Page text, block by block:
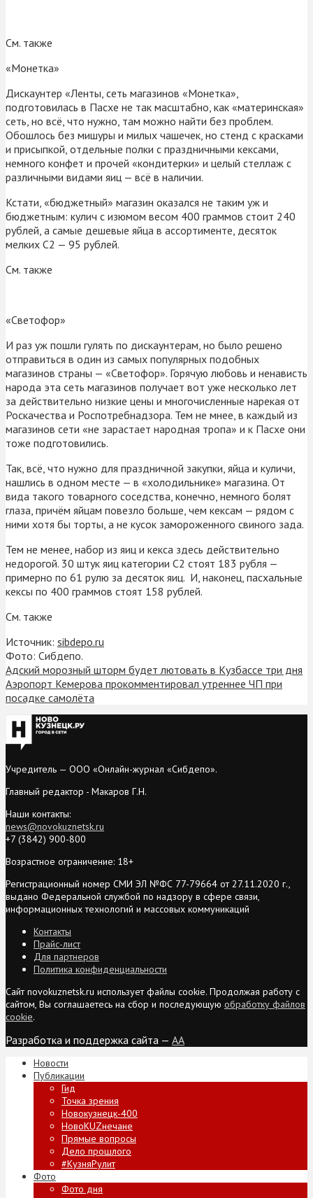
См. также
«Монетка»
Дискаунтер «Ленты, сеть магазинов «Монетка»,
подготовилась в Пасхе не так масштабно, как «материнская»
сеть, но всё, что нужно, там можно найти без проблем.
Обошлось без мишуры и милых чашечек, но стенд с красками
и присыпкой, отдельные полки с праздничными кексами,
немного конфет и прочей «кондитерки» и целый стеллаж с
различными видами яиц — всё в наличии.
Кстати, «бюджетный» магазин оказался не таким уж и
бюджетным: кулич с изюмом весом 400 граммов стоит 240
рублей, а самые дешевые яйца в ассортименте, десяток
мелких С2 — 95 рублей.
См. также
«Светофор»
И раз уж пошли гулять по дискаунтерам, но было решено
отправиться в один из самых популярных подобных
магазинов страны — «Светофор». Горячую любовь и ненависть
народа эта сеть магазинов получает вот уже несколько лет
за действительно низкие цены и многочисленные нарекая от
Роскачества и Роспотребнадзора. Тем не мнее, в каждый из
магазинов сети «не зарастает народная тропа» и к Пасхе они
тоже подготовились.
Так, всё, что нужно для праздничной закупки, яйца и куличи,
нашлись в одном месте — в «холодильнике» магазина. От
вида такого товарного соседства, конечно, немного болят
глаза, причём яйцам повезло больше, чем кексам — рядом с
ними хотя бы торты, а не кусок замороженного свиного зада.
Тем не менее, набор из яиц и кекса здесь действительно
недорогой. 30 штук яиц категории С2 стоят 183 рубля —
примерно по 61 рулю за десяток яиц. И, наконец, пасхальные
кексы по 400 граммов стоят 158 рублей.
См. также
Источник: sibdepo.ru
Фото: Сибдепо.
Адский морозный шторм будет лютовать в Кузбассе три дня
Аэропорт Кемерова прокомментировал утреннее ЧП при
посадке самолёта
Учредитель — ООО «Онлайн-журнал «Сибдепо».
Главный редактор - Макаров Г.Н.
Наши контакты:
news@novokuznetsk.ru
+7 (3842) 900-800
Возрастное ограничение: 18+
Регистрационный номер СМИ ЭЛ №ФС 77-79664 от 27.11.2020 г.,
выдано Федеральной службой по надзору в сфере связи,
информационных технологий и массовых коммуникаций
Контакты
Прайс-лист
Для партнеров
Политика конфиденциальности
Сайт novokuznetsk.ru использует файлы cookie. Продолжая работу с
сайтом, Вы соглашаетесь на сбор и последующую обработку файлов
cookie.
Разработка и поддержка сайта — AA
Новости
Публикации
Гид
Точка зрения
Новокузнецк-400
НовоKUZнечане
Прямые вопросы
Дело прошлого
#КузняРулит
Фото
Фото дня